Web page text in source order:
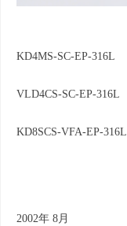
KD4MS-SC-EP-316L
VLD4CS-SC-EP-316L
KD8SCS-VFA-EP-316L
2002年 8月